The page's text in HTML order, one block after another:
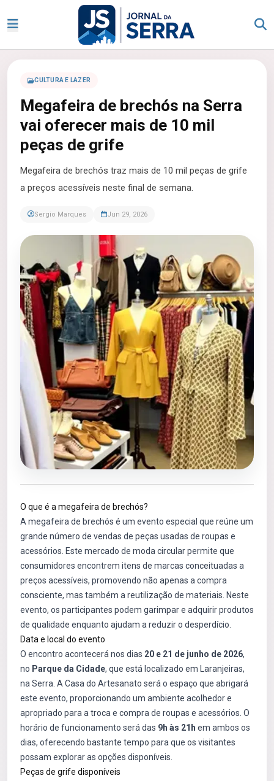
CULTURA E LAZER
Megafeira de brechós na Serra
vai oferecer mais de 10 mil
peças de grife
Megafeira de brechós traz mais de 10 mil peças de grife
a preços acessíveis neste final de semana.
Sergio Marques Jun 29, 2026
O que é a megafeira de brechós?
A megafeira de brechós é um evento especial que reúne um
grande número de vendas de peças usadas de roupas e
acessórios. Este mercado de moda circular permite que
consumidores encontrem itens de marcas conceituadas a
preços acessíveis, promovendo não apenas a compra
consciente, mas também a reutilização de materiais. Neste
evento, os participantes podem garimpar e adquirir produtos
de qualidade enquanto ajudam a reduzir o desperdício.
Data e local do evento
O encontro acontecerá nos dias 20 e 21 de junho de 2026,
no Parque da Cidade, que está localizado em Laranjeiras,
na Serra. A Casa do Artesanato será o espaço que abrigará
este evento, proporcionando um ambiente acolhedor e
apropriado para a troca e compra de roupas e acessórios. O
horário de funcionamento será das 9h às 21h em ambos os
dias, oferecendo bastante tempo para que os visitantes
possam explorar as opções disponíveis.
Peças de grife disponíveis